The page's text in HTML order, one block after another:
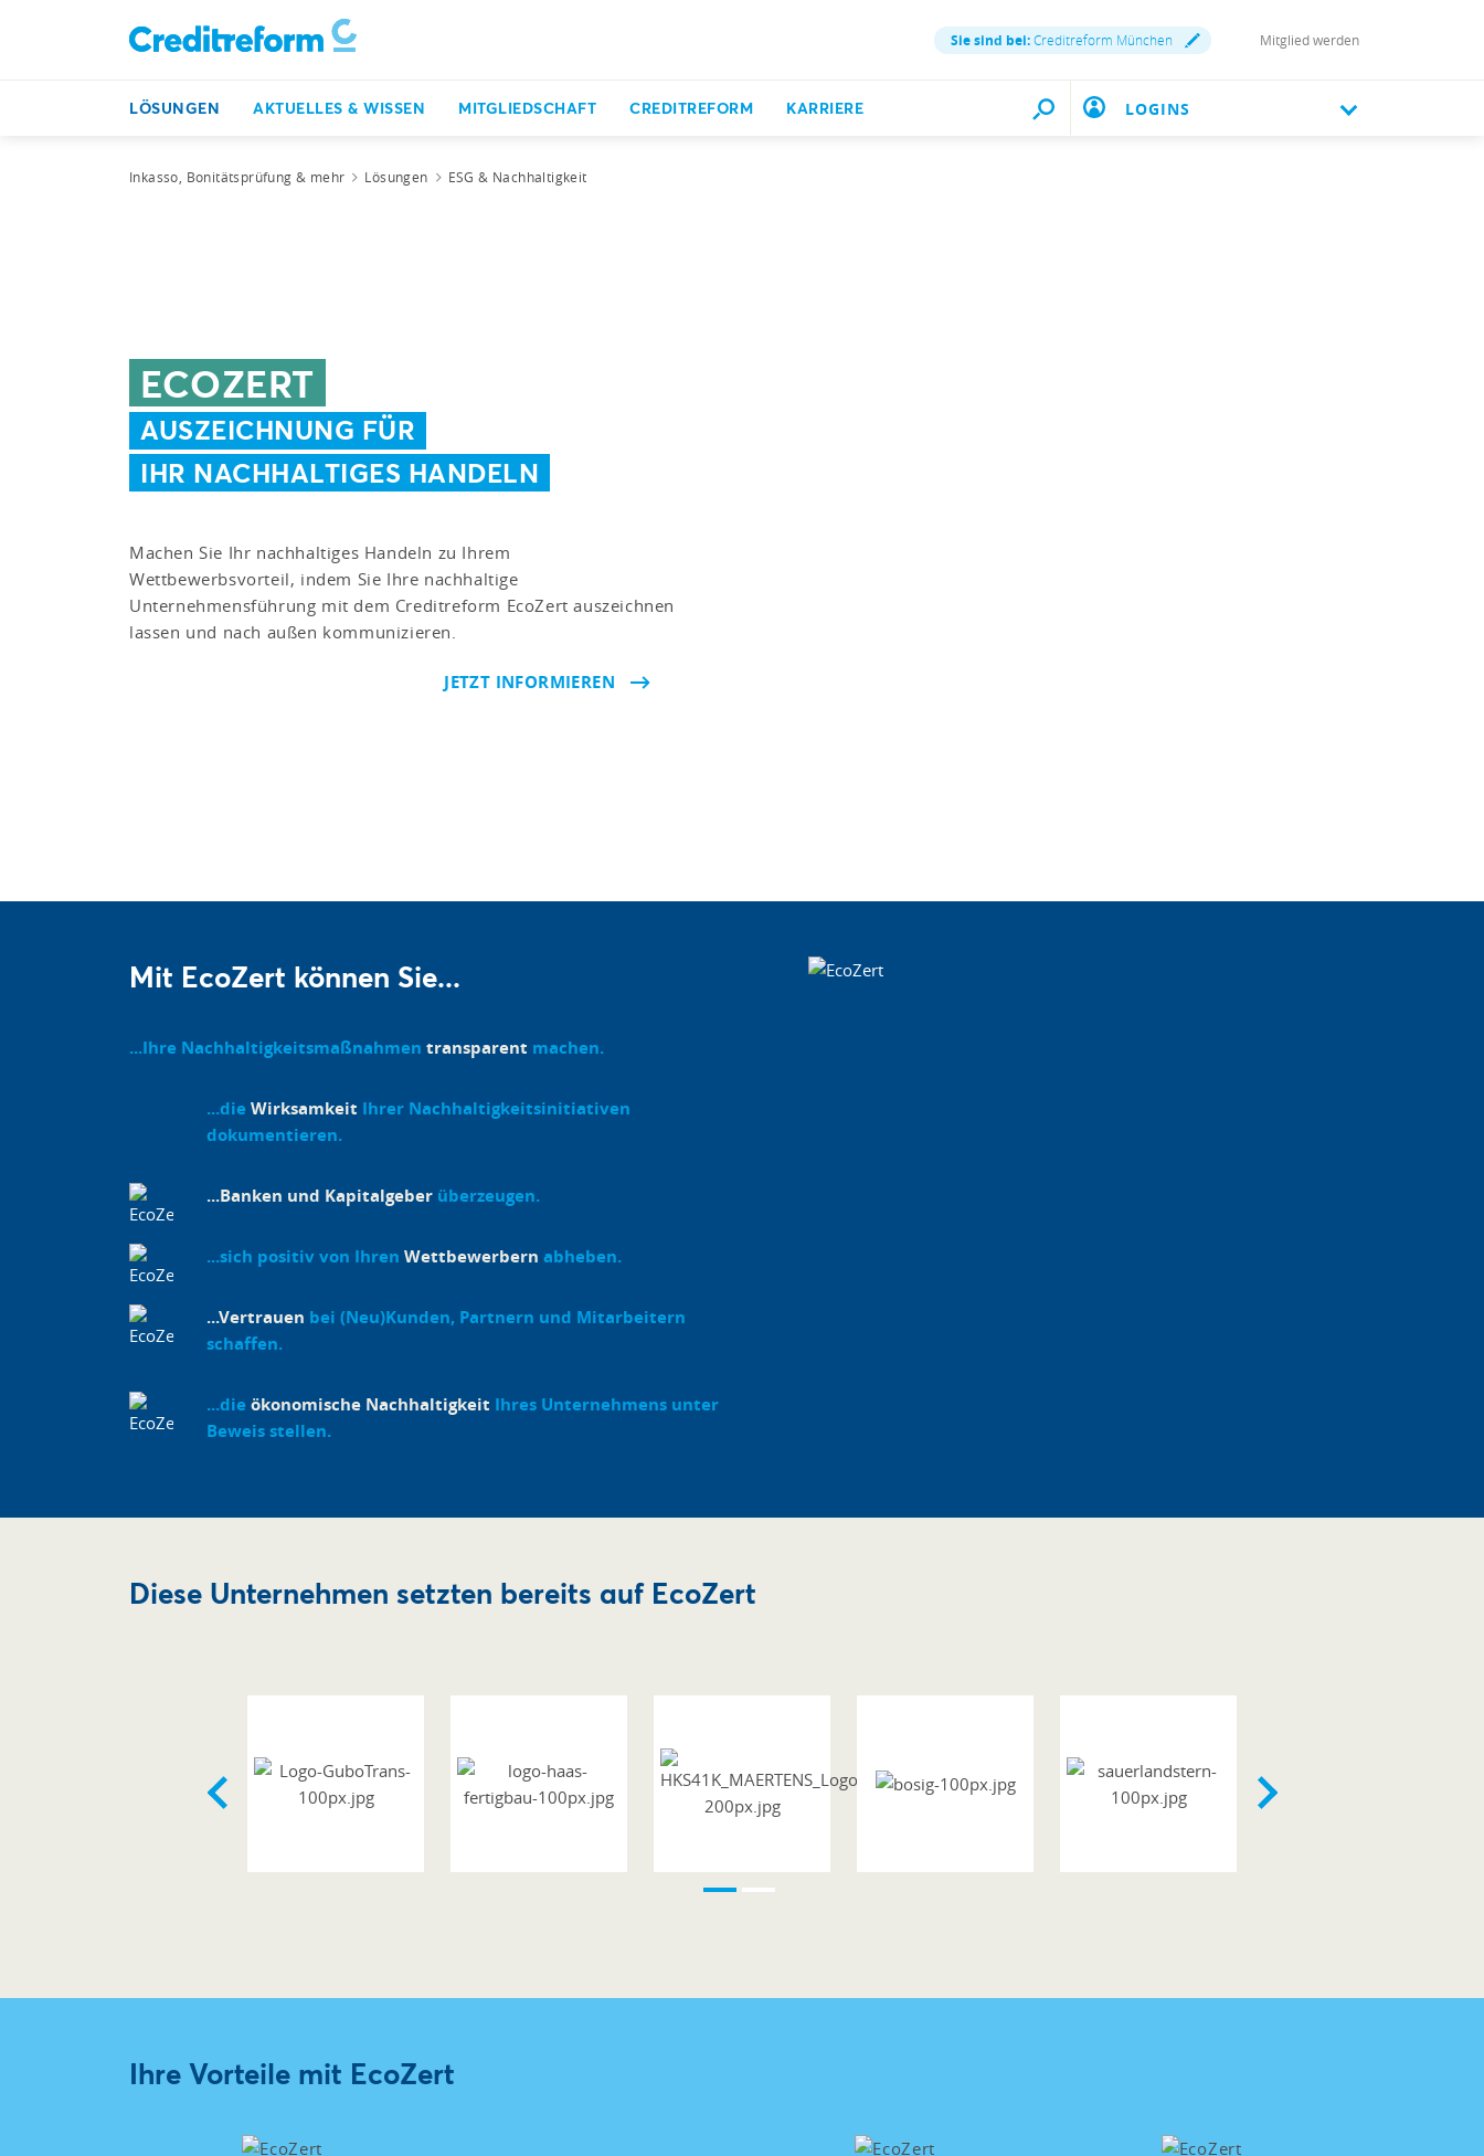
Sie sind bei:Creditreform München Mitglied werden
LÖSUNGEN AKTUELLES & WISSEN MITGLIEDSCHAFT CREDITREFORM KARRIERE LOGINS
Inkasso, Bonitätsprüfung & mehr Lösungen ESG & Nachhaltigkeit
ECOZERT
AUSZEICHNUNG FÜR
IHR NACHHALTIGES HANDELN
Machen Sie Ihr nachhaltiges Handeln zu Ihrem
Wettbewerbsvorteil, indem Sie Ihre nachhaltige
Unternehmensführung mit dem Creditreform EcoZert auszeichnen
lassen und nach außen kommunizieren.
JETZT INFORMIEREN
Mit EcoZert können Sie...
...Ihre Nachhaltigkeitsmaßnahmen transparent machen.
...die Wirksamkeit Ihrer Nachhaltigkeitsinitiativen
dokumentieren.
...Banken und Kapitalgeber überzeugen.
...sich positiv von Ihren Wettbewerbern abheben.
...Vertrauen bei (Neu)Kunden, Partnern und Mitarbeitern
schaffen.
...die ökonomische Nachhaltigkeit Ihres Unternehmens unter
Beweis stellen.
Diese Unternehmen setzten bereits auf EcoZert
Ihre Vorteile mit EcoZert